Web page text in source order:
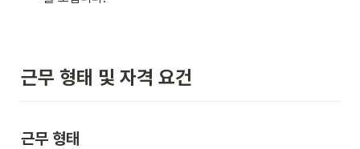
근무 형태 및 자격 요건
근무 형태